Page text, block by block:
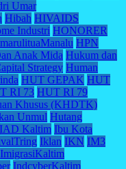
Umar
Hibah HIVAIDS
Industri HONORER
HPN
Anak Mida Hukum dan
Strategy Human
HUT GEPAK HUT
RI 73 HUT RI 79
Khusus (KHDTK)
Unmul Hutang
IAD Kaltim Ibu Kota
Iklan IKN IM3
ImigrasiKaltim
IndcyberKaltim